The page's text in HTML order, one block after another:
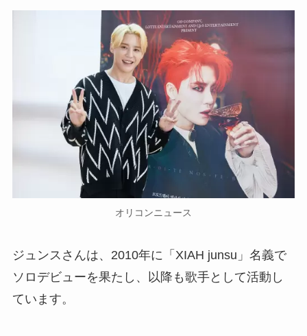
オリコンニュース
ジュンスさんは、2010年に「XIAH junsu」名義で
ソロデビューを果たし、以降も歌手として活動し
ています。